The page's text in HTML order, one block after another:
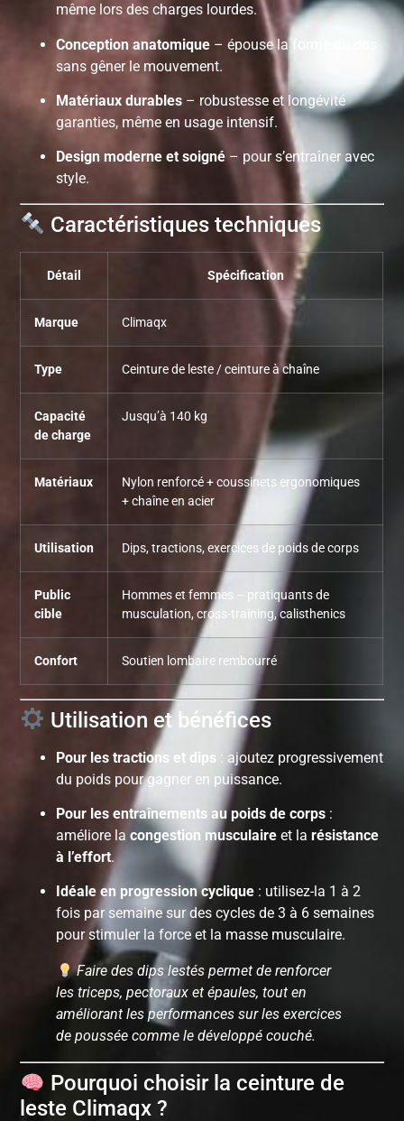
même lors des charges lourdes.
Conception anatomique – épouse la forme du dos
sans gêner le mouvement.
Matériaux durables – robustesse et longévité
garanties, même en usage intensif.
Design moderne et soigné – pour s’entraîner avec
style.
Caractéristiques techniques
Détail Spécification
Marque Climaqx
Type Ceinture de leste / ceinture à chaîne
Capacité
de charge
Jusqu’à 140 kg
Matériaux
Nylon renforcé + coussinets ergonomiques
+ chaîne en acier
Utilisation Dips, tractions, exercices de poids de corps
Public
cible
Hommes et femmes – pratiquants de
musculation, cross-training, calisthenics
Confort Soutien lombaire rembourré
Utilisation et bénéfices
Pour les tractions et dips : ajoutez progressivement
du poids pour gagner en puissance.
Pour les entraînements au poids de corps :
améliore lacongestion musculaire et larésistance
à l’effort.
Idéale en progression cyclique : utilisez-la 1 à 2
fois par semaine sur des cycles de 3 à 6 semaines
pour stimuler la force et la masse musculaire.
Faire des dips lestés permet de renforcer
les triceps, pectoraux et épaules, tout en
améliorant les performances sur les exercices
de poussée comme le développé couché.
Pourquoi choisir la ceinture de
leste Climaqx ?